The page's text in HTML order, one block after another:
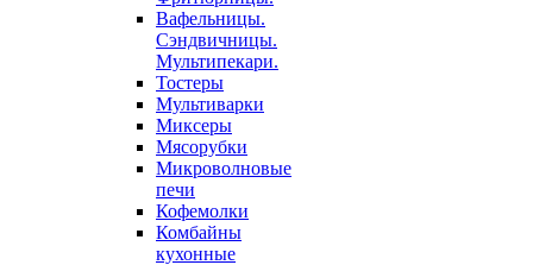
Вафельницы.
Сэндвичницы.
Мультипекари.
Тостеры
Мультиварки
Миксеры
Мясорубки
Микроволновые
печи
Кофемолки
Комбайны
кухонные